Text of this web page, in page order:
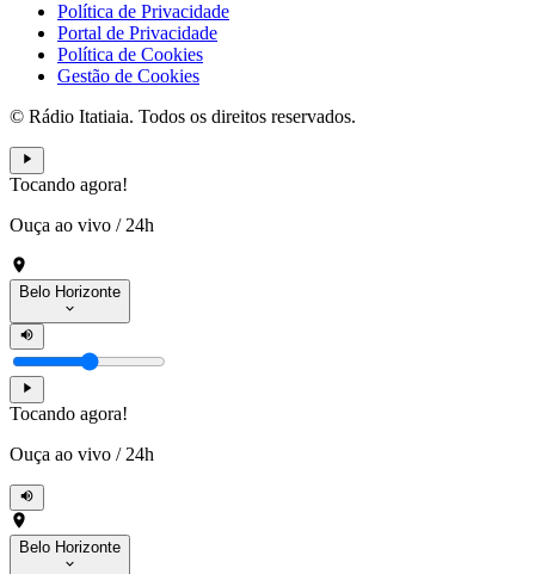
Política de Privacidade
Portal de Privacidade
Política de Cookies
Gestão de Cookies
© Rádio Itatiaia. Todos os direitos reservados.
Tocando agora!
Ouça ao vivo / 24h
Belo Horizonte
Tocando agora!
Ouça ao vivo / 24h
Belo Horizonte